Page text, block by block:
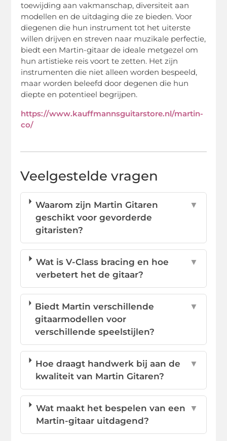
toewijding aan vakmanschap, diversiteit aan
modellen en de uitdaging die ze bieden. Voor
diegenen die hun instrument tot het uiterste
willen drijven en streven naar muzikale perfectie,
biedt een Martin-gitaar de ideale metgezel om
hun artistieke reis voort te zetten. Het zijn
instrumenten die niet alleen worden bespeeld,
maar worden beleefd door degenen die hun
diepte en potentieel begrijpen.
https://www.kauffmannsguitarstore.nl/martin-
co/
Veelgestelde vragen
Waarom zijn Martin Gitaren
geschikt voor gevorderde
gitaristen?
▼
Wat is V-Class bracing en hoe
verbetert het de gitaar?
▼
Biedt Martin verschillende
gitaarmodellen voor
verschillende speelstijlen?
▼
Hoe draagt handwerk bij aan de
kwaliteit van Martin Gitaren?
▼
Wat maakt het bespelen van een
Martin-gitaar uitdagend?
▼